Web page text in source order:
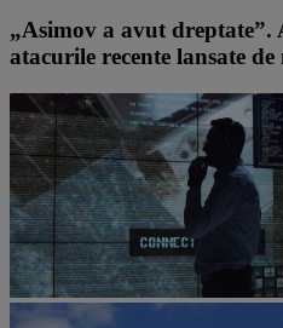
„Asimov a avut dreptate”.
atacurile recente lansate